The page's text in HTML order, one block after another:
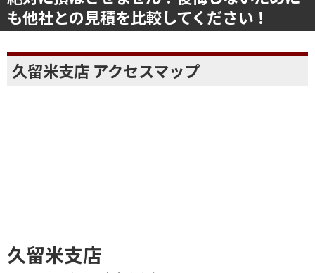
絶対に損はさせません！後悔しないために
も他社との見積を比較してください！